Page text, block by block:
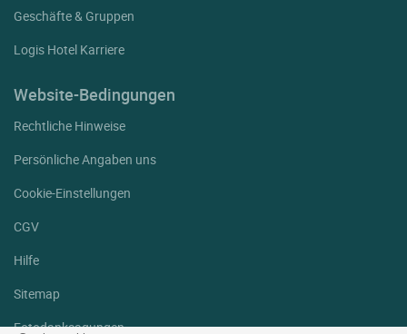
Geschäfte & Gruppen
Logis Hotel Karriere
Website-Bedingungen
Rechtliche Hinweise
Persönliche Angaben uns
Cookie-Einstellungen
CGV
Hilfe
Sitemap
Fotodanksagungen